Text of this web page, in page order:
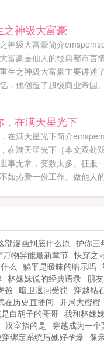
之神级大富豪
神级大富豪简介
富豪是仙人的经典都市言
生之神级大富豪主要讲述
，他创造了超级商业帝国
，在满天星光下
在满天星光下简介
在满天星光下［本文双处
事无常，变数太多。征服
如热爱一份工作。做他人
部漫画到底什么原 护你三
物异能最新章节 快穿之
么 躺平是暧昧的暗示吗
林妹妹说的经典语录 朋
爸 暗卫退回受罚 穿越钻
在历史直播间 开局大蜜蜜
白胡子的哥哥 我和林妹
汉室指的是 穿越成为一个
绑定系统后她好孕爆 像